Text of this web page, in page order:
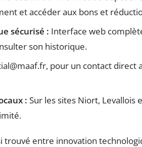
et accéder aux bons et
sécurisé : Interface web
son historique.
, pour un contact direct
: Sur les sites Niort, Levallois
trouvé entre innovation